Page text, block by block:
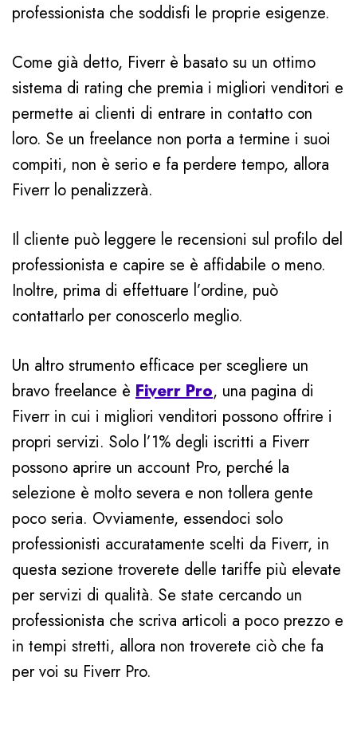
professionista che soddisfi le proprie esigenze.
Come già detto, Fiverr è basato su un ottimo
sistema di rating che premia i migliori venditori e
permette ai clienti di entrare in contatto con
loro. Se un freelance non porta a termine i suoi
compiti, non è serio e fa perdere tempo, allora
Fiverr lo penalizzerà.
Il cliente può leggere le recensioni sul profilo del
professionista e capire se è affidabile o meno.
Inoltre, prima di effettuare l’ordine, può
contattarlo per conoscerlo meglio.
Un altro strumento efficace per scegliere un
bravo freelance è Fiverr Pro, una pagina di
Fiverr in cui i migliori venditori possono offrire i
propri servizi. Solo l’1% degli iscritti a Fiverr
possono aprire un account Pro, perché la
selezione è molto severa e non tollera gente
poco seria. Ovviamente, essendoci solo
professionisti accuratamente scelti da Fiverr, in
questa sezione troverete delle tariffe più elevate
per servizi di qualità. Se state cercando un
professionista che scriva articoli a poco prezzo e
in tempi stretti, allora non troverete ciò che fa
per voi su Fiverr Pro.